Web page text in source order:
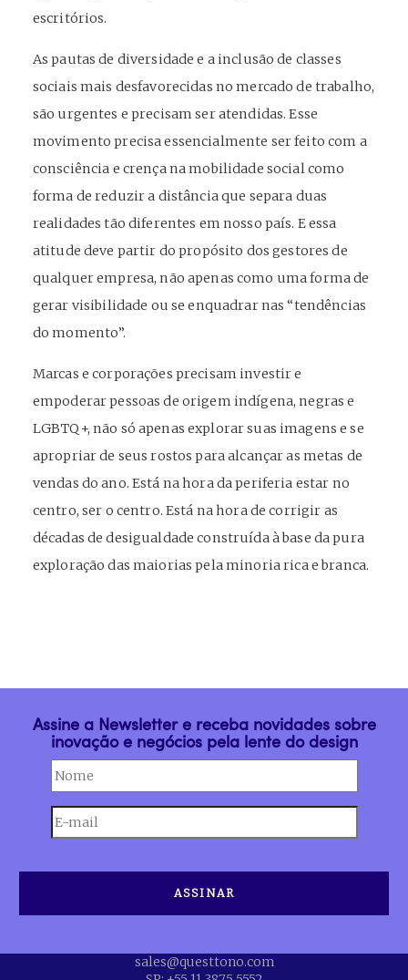
escritórios.
As pautas de diversidade e a inclusão de classes
sociais mais desfavorecidas no mercado de trabalho,
são urgentes e precisam ser atendidas. Esse
movimento precisa essencialmente ser feito com a
consciência e crença na mobilidade social como
forma de reduzir a distância que separa duas
realidades tão diferentes em nosso país. E essa
atitude deve partir do propósito dos gestores de
qualquer empresa, não apenas como uma forma de
gerar visibilidade ou se enquadrar nas “tendências
do momento”.
Marcas e corporações precisam investir e
empoderar pessoas de origem indígena, negras e
LGBTQ+, não só apenas explorar suas imagens e se
apropriar de seus rostos para alcançar as metas de
vendas do ano. Está na hora da periferia estar no
centro, ser o centro. Está na hora de corrigir as
décadas de desigualdade construída à base da pura
exploração das maiorias pela minoria rica e branca.
Assine a Newsletter e receba novidades sobre
inovação e negócios pela lente do design
sales@questtono.com